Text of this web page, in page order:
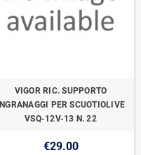
VIGOR RIC. SUPPORTO
INGRANAGGI PER SCUOTIOLIVE
VSQ-12V-13 N. 22
€29.00